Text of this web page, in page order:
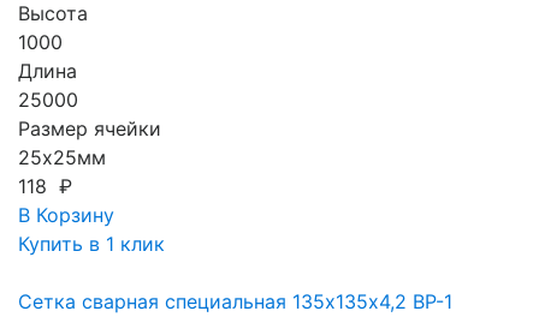
Высота
1000
Длина
25000
Размер ячейки
25х25мм
118 ₽
В Корзину
Купить в 1 клик
Сетка сварная специальная 135х135х4,2 ВР-1